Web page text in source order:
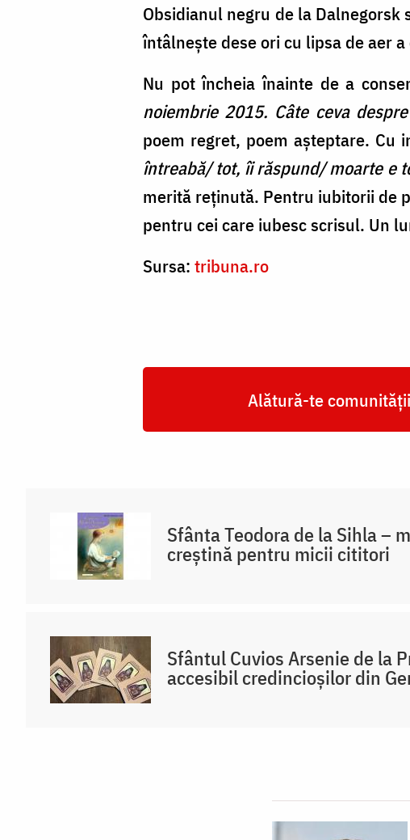
Obsidianul negru de la
întâlnește dese ori cu lipsa de aer
Nu pot încheia înainte de a
noiembrie 2015. Câte ceva
poem regret, poem așteptare. Cu
întreabă/ tot, îi răspund/ moarte e
merită reținută. Pentru iubitorii de
pentru cei care iubesc scrisul. Un
Sursa: tribuna.ro
Alătură-te
Sfânta Teodora de la Sihla –
creştină pentru micii cititori
Sfântul Cuvios Arsenie de la
accesibil credincioșilor din